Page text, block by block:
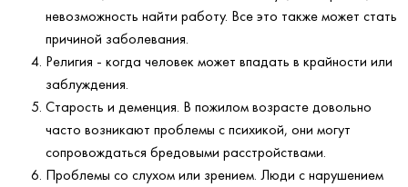
невозможность найти работу. Все это также может стать
причиной заболевания.
Религия - когда человек может впадать в крайности или
заблуждения.
Старость и деменция. В пожилом возрасте довольно
часто возникают проблемы с психикой, они могут
сопровождаться бредовыми расстройствами.
Проблемы со слухом или зрением. Люди с нарушением